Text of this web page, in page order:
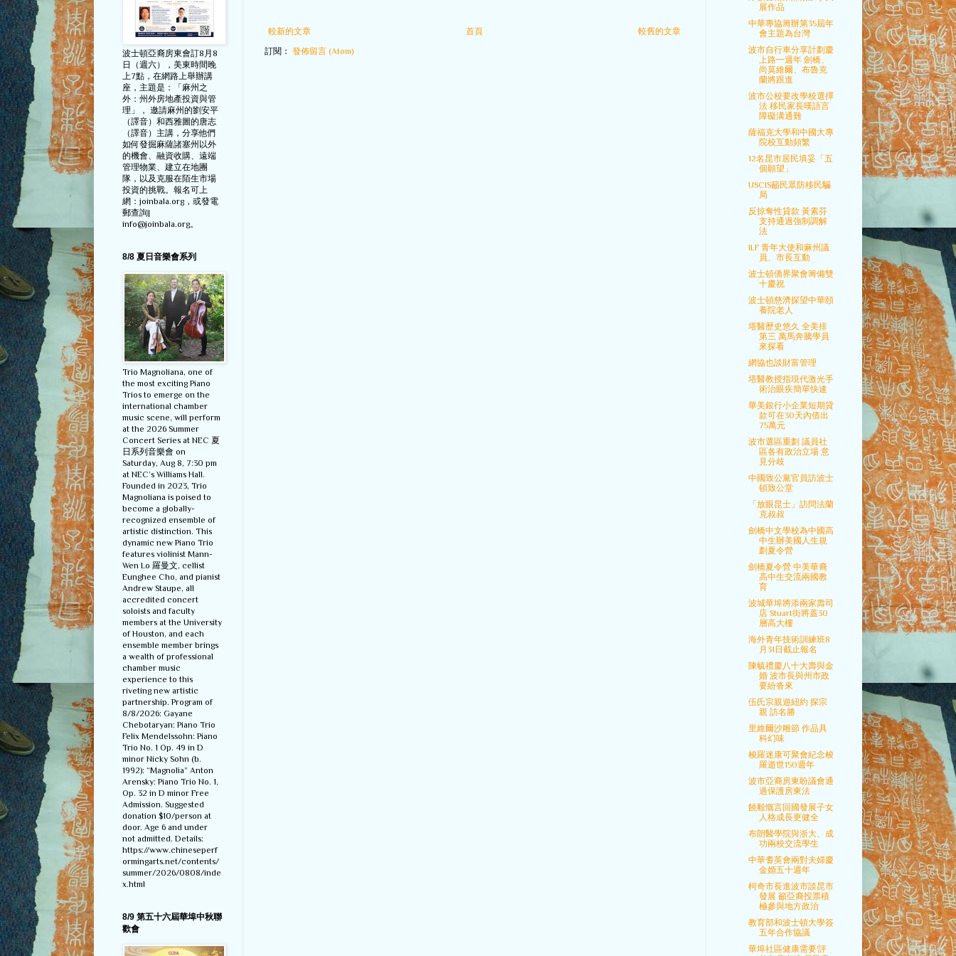
較新的文章 較舊的文章
首頁
訂閱： 發佈留言 (Atom)
波士頓亞裔房東會訂8月8
日（週六），美東時間晚
上7點，在網路上舉辦講
座，主題是：「麻州之
外：州外房地產投資與管
理」， 邀請麻州的劉安平
（譯音）和西雅圖的唐志
（譯音）主講，分享他們
如何發掘麻薩諸塞州以外
的機會、融資收購、遠端
管理物業、建立在地團
隊，以及克服在陌生市場
投資的挑戰。報名可上
網：joinbala.org，或發電
郵查詢|
info@joinbala.org。
8/8 夏日音樂會系列
Trio Magnoliana, one of
the most exciting Piano
Trios to emerge on the
international chamber
music scene, will perform
at the 2026 Summer
Concert Series at NEC 夏
日系列音樂會 on
Saturday, Aug 8, 7:30 pm
at NEC’s Williams Hall.
Founded in 2023, Trio
Magnoliana is poised to
become a globally-
recognized ensemble of
artistic distinction. This
dynamic new Piano Trio
features violinist Mann-
Wen Lo 羅曼文, cellist
Eunghee Cho, and pianist
Andrew Staupe, all
accredited concert
soloists and faculty
members at the University
of Houston, and each
ensemble member brings
a wealth of professional
chamber music
experience to this
riveting new artistic
partnership. Program of
8/8/2026: Gayane
Chebotaryan: Piano Trio
Felix Mendelssohn: Piano
Trio No. 1 Op. 49 in D
minor Nicky Sohn (b.
1992): “Magnolia” Anton
Arensky: Piano Trio No. 1,
Op. 32 in D minor Free
Admission. Suggested
donation $10/person at
door. Age 6 and under
not admitted. Details:
https://www.chineseperf
ormingarts.net/contents/
summer/2026/0808/inde
x.html
8/9 第五十六屆華埠中秋聯
歡會
展作品
中華專協籌辦第35屆年
會主題為台灣
波市自行車分享計劃慶
上路一週年 劍橋、
尚莫維爾、布魯克
蘭將跟進
波市公校要改學校選擇
法 移民家長嘆語言
障礙溝通難
薩福克大學和中國大專
院校互動頻繁
12名昆市居民填妥「五
個願望」
USCIS籲民眾防移民騙
局
反掠奪性貸款 黃素芬
支持通過強制調解
法
ILF 青年大使和麻州議
員、市長互動
波士頓僑界聚會籌備雙
十慶祝
波士頓慈濟探望中華頤
養院老人
塔醫歷史悠久 全美排
第三 萬馬奔騰學員
來探看
網協也談財富管理
塔醫教授指現代激光手
術治眼疾簡單快速
華美銀行小企業短期貸
款可在30天內借出
75萬元
波市選區重劃 議員社
區各有政治立場 意
見分歧
中國致公黨官員訪波士
頓致公堂
「放眼昆士」訪問法蘭
克叔叔
劍橋中文學校為中國高
中生辦美國人生規
劃夏令營
劍橋夏令營 中美華裔
高中生交流兩國教
育
波城華埠將添兩家壽司
店 Stuart街將蓋30
層高大樓
海外青年技術訓練班8
月31日截止報名
陳毓禮慶八十大壽與金
婚 波市長與州市政
要紛沓來
伍氏宗親遊紐約 探宗
親 訪名勝
里維爾沙雕節 作品具
科幻味
梭羅迷康可聚會紀念梭
羅逝世150週年
波市亞裔房東盼議會通
過保護房東法
饒毅慨言回國發展子女
人格成長更健全
布朗醫學院與浙大、成
功兩校交流學生
中華耆英會兩對夫婦慶
金婚五十週年
柯奇市長進波市談昆市
發展 籲亞裔投票積
極參與地方政治
教育部和波士頓大學簽
五年合作協議
華埠社區健康需要'評